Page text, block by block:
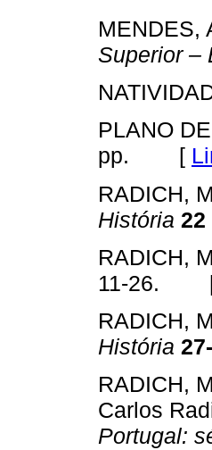
MENDES,
Superior –
PLANO
pp. [
RADICH,
História 22
RADICH,
11-26.
RADICH,
História
RADICH,
Carlos
Portugal: